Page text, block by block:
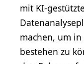
mit KI-
machen, um
bestehen zu